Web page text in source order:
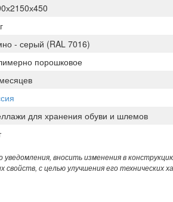
- серый (RAL 7016)
порошковое
для хранения обуви и шлемов
вносить изменения в
с целью улучшения его технических